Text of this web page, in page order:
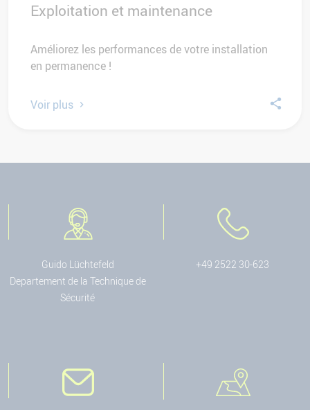
Exploitation et maintenance
Améliorez les performances de votre installation
en permanence !
Voir plus
Guido Lüchtefeld
Departement de la Technique de
Sécurité
+49 2522 30-623